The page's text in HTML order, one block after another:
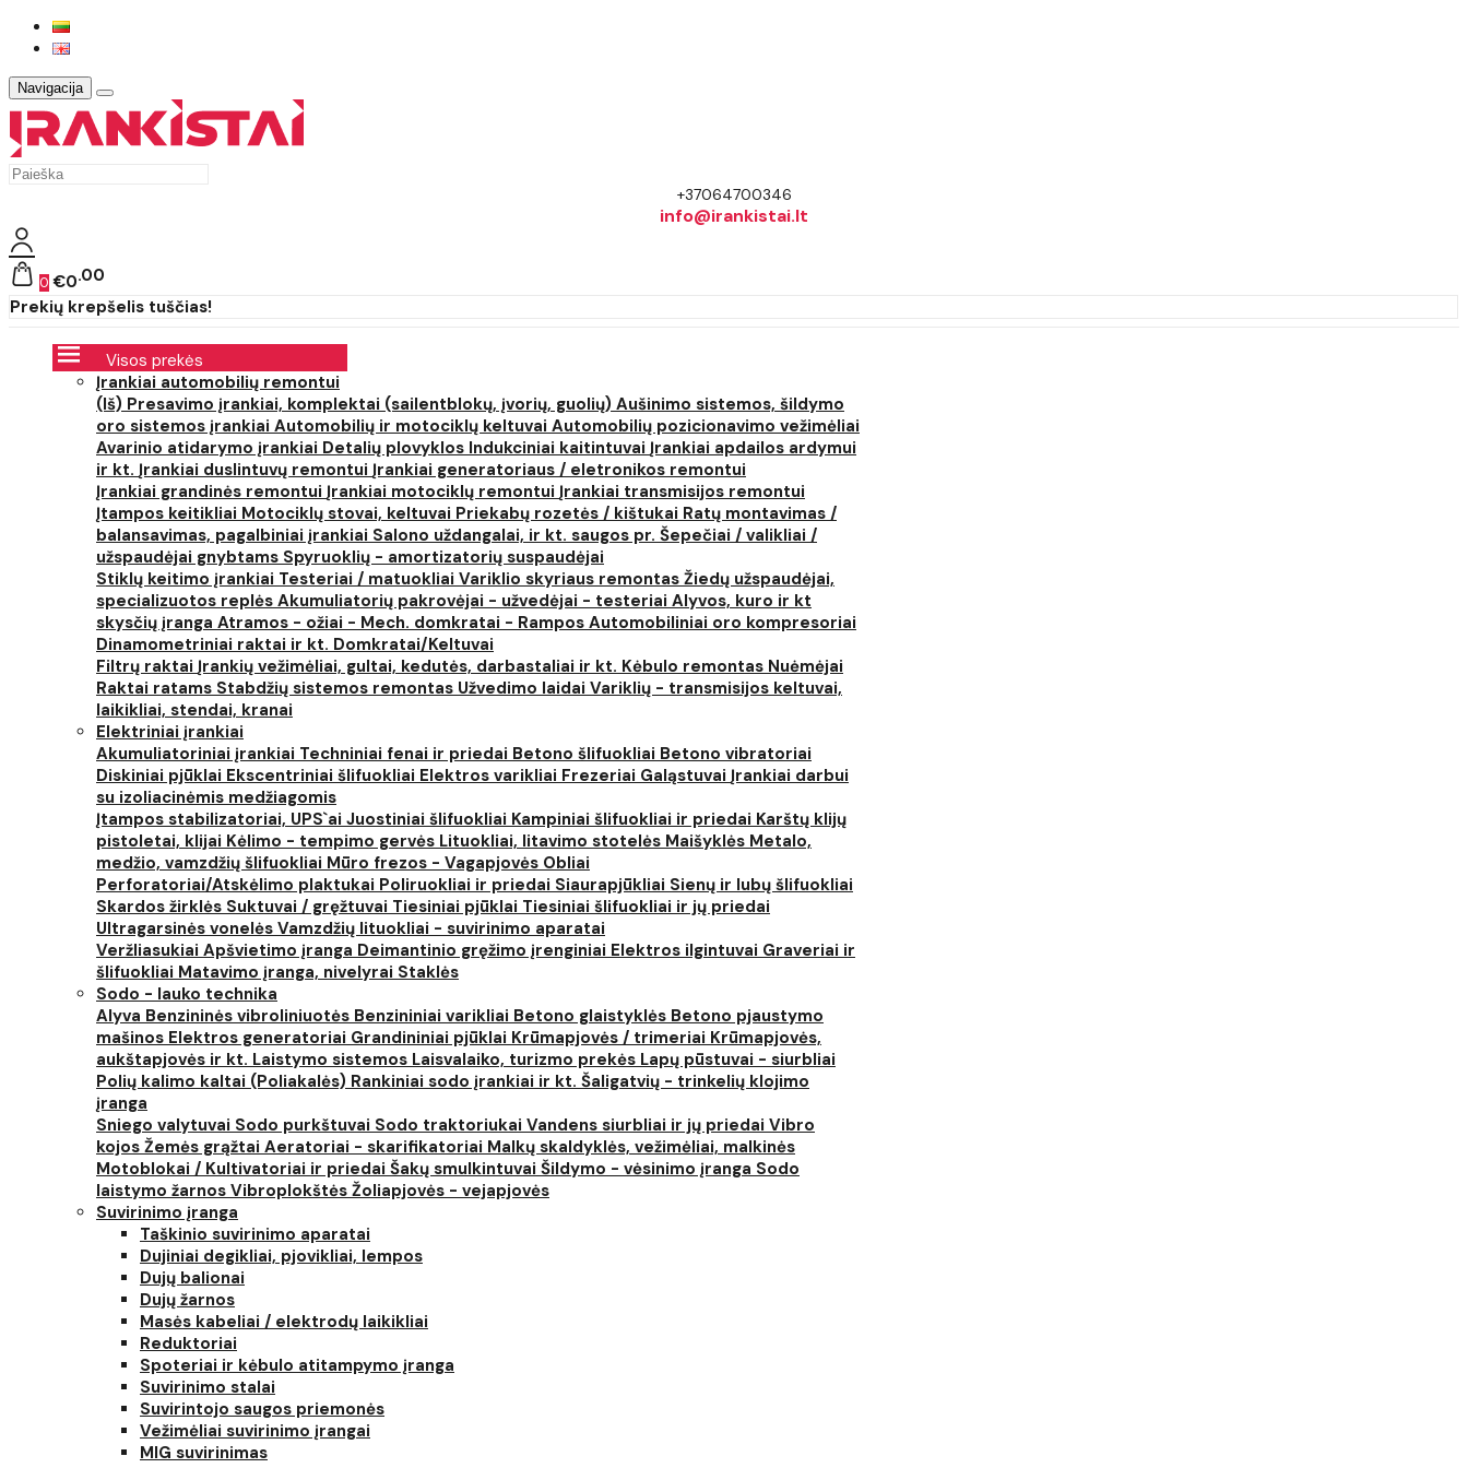
Navigacija
+37064700346
info@irankistai.lt
0 €0 00
Prekių krepšelis tuščias!
Visos prekės
Įrankiai automobilių remontui
(Iš) Presavimo įrankiai, komplektai (sailentblokų, įvorių, guolių) Aušinimo sistemos, šildymo
oro sistemos įrankiai Automobilių ir motociklų keltuvai Automobilių pozicionavimo vežimėliai
Avarinio atidarymo įrankiai Detalių plovyklos Indukciniai kaitintuvai Įrankiai apdailos ardymui
ir kt. Įrankiai duslintuvų remontui Įrankiai generatoriaus / eletronikos remontui
Įrankiai grandinės remontui Įrankiai motociklų remontui Įrankiai transmisijos remontui
Įtampos keitikliai Motociklų stovai, keltuvai Priekabų rozetės / kištukai Ratų montavimas /
balansavimas, pagalbiniai įrankiai Salono uždangalai, ir kt. saugos pr. Šepečiai / valikliai /
užspaudėjai gnybtams Spyruoklių - amortizatorių suspaudėjai
Stiklų keitimo įrankiai Testeriai / matuokliai Variklio skyriaus remontas Žiedų užspaudėjai,
specializuotos replės Akumuliatorių pakrovėjai - užvedėjai - testeriai Alyvos, kuro ir kt
skysčių įranga Atramos - ožiai - Mech. domkratai - Rampos Automobiliniai oro kompresoriai
Dinamometriniai raktai ir kt. Domkratai/Keltuvai
Filtrų raktai Įrankių vežimėliai, gultai, kedutės, darbastaliai ir kt. Kėbulo remontas Nuėmėjai
Raktai ratams Stabdžių sistemos remontas Užvedimo laidai Variklių - transmisijos keltuvai,
laikikliai, stendai, kranai
Elektriniai įrankiai
Akumuliatoriniai įrankiai Techniniai fenai ir priedai Betono šlifuokliai Betono vibratoriai
Diskiniai pjūklai Ekscentriniai šlifuokliai Elektros varikliai Frezeriai Galąstuvai Įrankiai darbui
su izoliacinėmis medžiagomis
Įtampos stabilizatoriai, UPS`ai Juostiniai šlifuokliai Kampiniai šlifuokliai ir priedai Karštų klijų
pistoletai, klijai Kėlimo - tempimo gervės Lituokliai, litavimo stotelės Maišyklės Metalo,
medžio, vamzdžių šlifuokliai Mūro frezos - Vagapjovės Obliai
Perforatoriai/Atskėlimo plaktukai Poliruokliai ir priedai Siaurapjūkliai Sienų ir lubų šlifuokliai
Skardos žirklės Suktuvai / gręžtuvai Tiesiniai pjūklai Tiesiniai šlifuokliai ir jų priedai
Ultragarsinės vonelės Vamzdžių lituokliai - suvirinimo aparatai
Veržliasukiai Apšvietimo įranga Deimantinio gręžimo įrenginiai Elektros ilgintuvai Graveriai ir
šlifuokliai Matavimo įranga, nivelyrai Staklės
Sodo - lauko technika
Alyva Benzininės vibroliniuotės Benzininiai varikliai Betono glaistyklės Betono pjaustymo
mašinos Elektros generatoriai Grandininiai pjūklai Krūmapjovės / trimeriai Krūmapjovės,
aukštapjovės ir kt. Laistymo sistemos Laisvalaiko, turizmo prekės Lapų pūstuvai - siurbliai
Polių kalimo kaltai (Poliakalės) Rankiniai sodo įrankiai ir kt. Šaligatvių - trinkelių klojimo
įranga
Sniego valytuvai Sodo purkštuvai Sodo traktoriukai Vandens siurbliai ir jų priedai Vibro
kojos Žemės grąžtai Aeratoriai - skarifikatoriai Malkų skaldyklės, vežimėliai, malkinės
Motoblokai / Kultivatoriai ir priedai Šakų smulkintuvai Šildymo - vėsinimo įranga Sodo
laistymo žarnos Vibroplokštės Žoliapjovės - vejapjovės
Suvirinimo įranga
Taškinio suvirinimo aparatai
Dujiniai degikliai, pjovikliai, lempos
Dujų balionai
Dujų žarnos
Masės kabeliai / elektrodų laikikliai
Reduktoriai
Spoteriai ir kėbulo atitampymo įranga
Suvirinimo stalai
Suvirintojo saugos priemonės
Vežimėliai suvirinimo įrangai
MIG suvirinimas